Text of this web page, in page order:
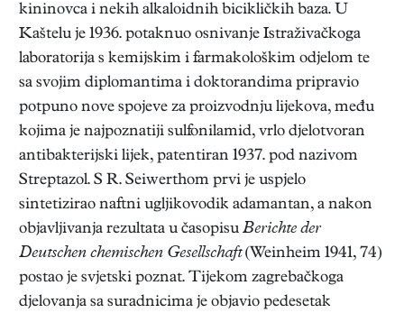
kininovca i nekih alkaloidnih bicikličkih baza. U
Kaštelu je 1936. potaknuo osnivanje Istraživačkoga
laboratorija s kemijskim i farmakološkim odjelom te
sa svojim diplomantima i doktorandima pripravio
potpuno nove spojeve za proizvodnju lijekova, među
kojima je najpoznatiji sulfonilamid, vrlo djelotvoran
antibakterijski lijek, patentiran 1937. pod nazivom
Streptazol. S R. Seiwerthom prvi je uspjelo
sintetizirao naftni ugljikovodik adamantan, a nakon
objavljivanja rezultata u časopisu Berichte der
Deutschen chemischen Gesellschaft(Weinheim 1941, 74)
postao je svjetski poznat. Tijekom zagrebačkoga
djelovanja sa suradnicima je objavio pedesetak